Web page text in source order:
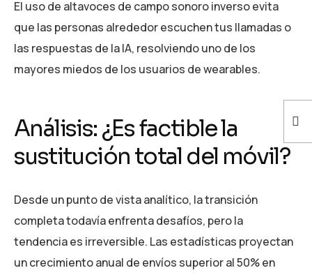
El uso de altavoces de campo sonoro inverso evita
que las personas alrededor escuchen tus llamadas o
las respuestas de la IA, resolviendo uno de los
mayores miedos de los usuarios de wearables.
Análisis: ¿Es factible la
sustitución total del móvil?
Desde un punto de vista analítico, la transición
completa todavía enfrenta desafíos, pero la
tendencia es irreversible. Las estadísticas proyectan
un crecimiento anual de envíos superior al 50% en